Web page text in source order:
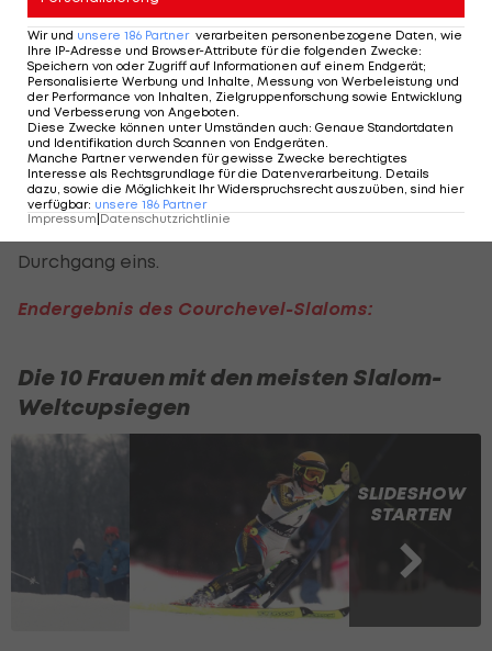
Gallhuber,Franziska Gritsch
Ljutic (CRO) oder Lara Colturi (ALB), im ersten
Durchgang bereits ausscheidet.
Katharina Huber erwischt es dann im zweiten
Durchgang nach wenigen Toren. Die
Niederösterreicherin lag zur Halbzeit auf Rang
zehn. Auch Lena Dürr (GER) oder Sara Hector (SWE)
scheitern mit guten Ausgangslagen nach
Durchgang eins.
Endergebnis des Courchevel-Slaloms:
Die 10 Frauen mit den meisten Slalom-
Weltcupsiegen
SLIDESHOW
STARTEN
Wir und unsere 186 Partner verarbeiten personenbezogene Daten, wie
Ihre IP-Adresse und Browser-Attribute für die folgenden Zwecke:
Speichern von oder Zugriff auf Informationen auf einem Endgerät;
Personalisierte Werbung und Inhalte, Messung von Werbeleistung und
der Performance von Inhalten, Zielgruppenforschung sowie Entwicklung
und Verbesserung von Angeboten
Diese Zwecke können unter Umständen auch: Genaue Standortdaten
und Identifikation durch Scannen von Endgeräten
Manche Partner verwenden für gewisse Zwecke berechtigtes
Interesse als Rechtsgrundlage für die Datenverarbeitung. Details
dazu, sowie die Möglichkeit Ihr Widerspruchsrecht auszuüben, sind hier
verfügbar: unsere 186 Partner
Impressum|Datenschutzrichtlinie